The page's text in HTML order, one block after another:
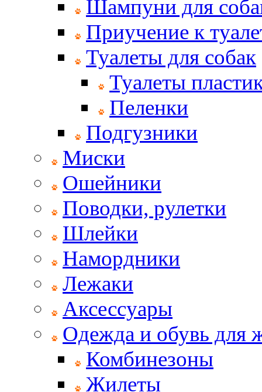
Шампуни для
Приучение к
Туалеты для собак
Туалеты
Пеленки
Подгузники
Миски
Ошейники
Поводки, рулетки
Шлейки
Намордники
Лежаки
Аксессуары
Одежда и обувь для
Комбинезоны
Жилеты